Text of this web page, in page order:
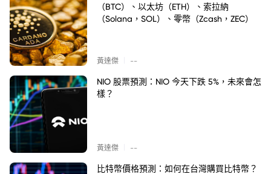
（BTC）、以太坊（ETH）、索拉納
（Solana，SOL）、零幣（Zcash，ZEC）
黃達傑 --
NIO 股票預測：NIO 今天下跌 5%，未來會怎
樣？
黃達傑 --
比特幣價格預測：如何在台灣購買比特幣？